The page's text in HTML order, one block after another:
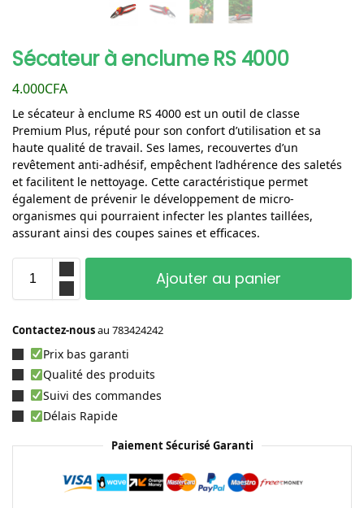
Sécateur à enclume RS 4000
4.000CFA
Le sécateur à enclume RS 4000 est un outil de classe
Premium Plus, réputé pour son confort d’utilisation et sa
haute qualité de travail. Ses lames, recouvertes d’un
revêtement anti-adhésif, empêchent l’adhérence des saletés
et facilitent le nettoyage. Cette caractéristique permet
également de prévenir le développement de micro-
organismes qui pourraient infecter les plantes taillées,
assurant ainsi des coupes saines et efficaces.
Ajouter au panier
Contactez-nousau 783424242
Prix bas garanti
Qualité des produits
Suivi des commandes
Délais Rapide
Paiement Sécurisé Garanti